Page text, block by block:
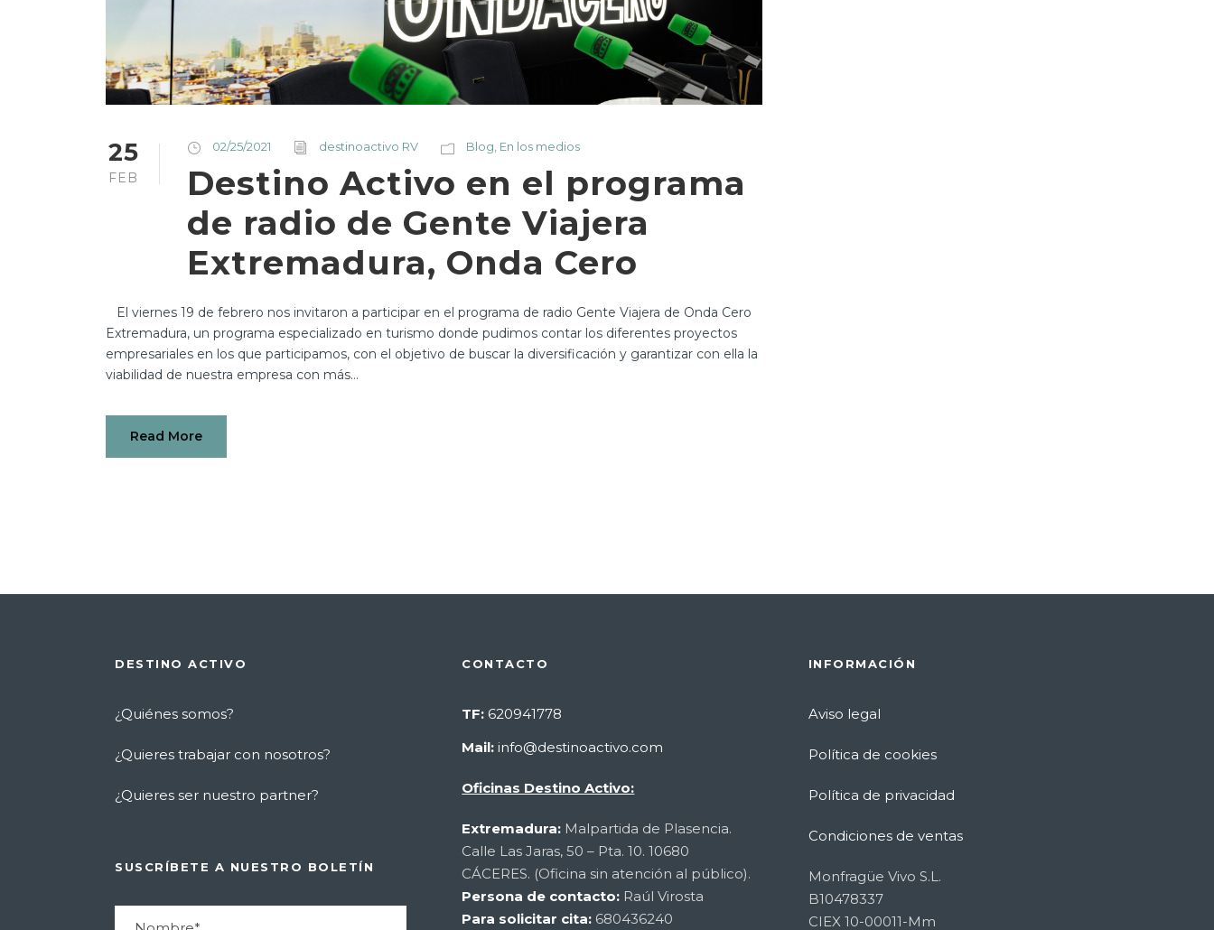
25
FEB
02/25/2021 destinoactivo RV Blog, En los medios
Destino Activo en el programa
de radio de Gente Viajera
Extremadura, Onda Cero
El viernes 19 de febrero nos invitaron a participar en el programa de radio Gente Viajera de Onda Cero
Extremadura, un programa especializado en turismo donde pudimos contar los diferentes proyectos
empresariales en los que participamos, con el objetivo de buscar la diversificación y garantizar con ella la
viabilidad de nuestra empresa con más...
Read More
DESTINO ACTIVO
¿Quiénes somos?
¿Quieres trabajar con nosotros?
¿Quieres ser nuestro partner?
SUSCRÍBETE A NUESTRO BOLETÍN
CONTACTO
TF: 620941778
Mail: info@destinoactivo.com
Oficinas Destino Activo:
Extremadura: Malpartida de Plasencia.
Calle Las Jaras, 50 – Pta. 10. 10680
CÁCERES. (Oficina sin atención al público).
Persona de contacto: Raúl Virosta
Para solicitar cita: 680436240
INFORMACIÓN
Aviso legal
Política de cookies
Política de privacidad
Condiciones de ventas
Monfragüe Vivo S.L.
B10478337
CIEX 10-00011-Mm